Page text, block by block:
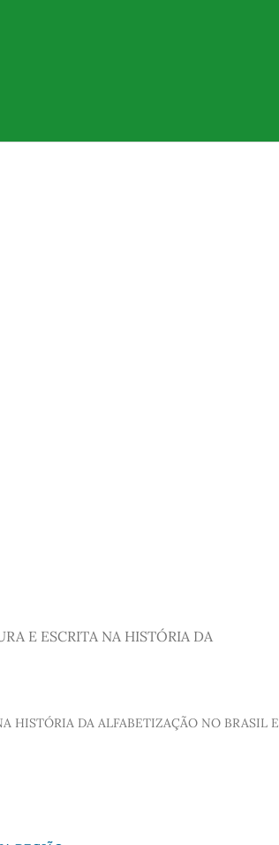
E ESCRITA NA HISTÓRIA DA
HISTÓRIA DA ALFABETIZAÇÃO NO BRASIL E